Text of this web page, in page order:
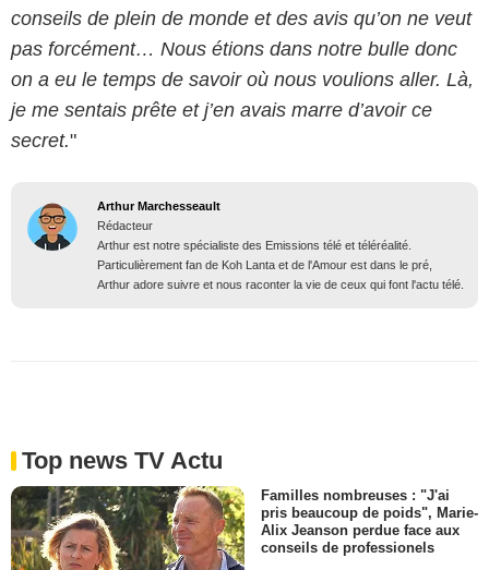
conseils de plein de monde et des avis qu’on ne veut
pas forcément… Nous étions dans notre bulle donc
on a eu le temps de savoir où nous voulions aller. Là,
je me sentais prête et j’en avais marre d’avoir ce
secret."
Arthur Marchesseault
Rédacteur
Arthur est notre spécialiste des Emissions télé et téléréalité.
Particulièrement fan de Koh Lanta et de l'Amour est dans le pré,
Arthur adore suivre et nous raconter la vie de ceux qui font l'actu télé.
Top news TV Actu
Familles nombreuses : "J'ai
pris beaucoup de poids", Marie-
Alix Jeanson perdue face aux
conseils de professionels